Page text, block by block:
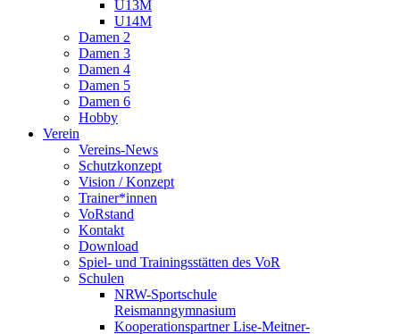
U13M
U14M
Damen 2
Damen 3
Damen 4
Damen 5
Damen 6
Hobby
Verein
Vereins-News
Schutzkonzept
Vision / Konzept
Trainer*innen
VoRstand
Kontakt
Download
Spiel- und Trainingsstätten des VoR
Schulen
NRW-Sportschule
Reismanngymnasium
Kooperationspartner Lise-Meitner-